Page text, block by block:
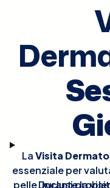
LaVisita
essenziale per
pelle, inclusi
Durante la